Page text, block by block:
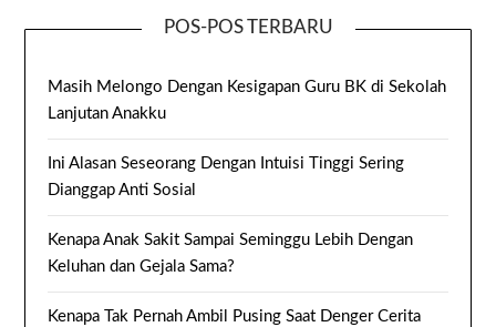
POS-POS TERBARU
Masih Melongo Dengan Kesigapan Guru BK di Sekolah
Lanjutan Anakku
Ini Alasan Seseorang Dengan Intuisi Tinggi Sering
Dianggap Anti Sosial
Kenapa Anak Sakit Sampai Seminggu Lebih Dengan
Keluhan dan Gejala Sama?
Kenapa Tak Pernah Ambil Pusing Saat Denger Cerita